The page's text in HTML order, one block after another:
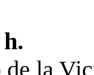
de la